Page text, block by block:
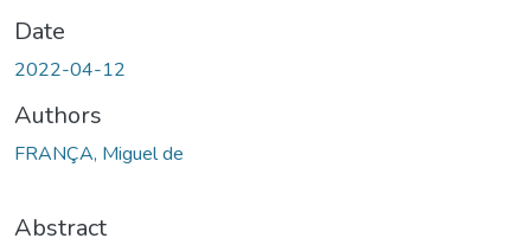
Date
2022-04-12
Authors
FRANÇA, Miguel de
Abstract